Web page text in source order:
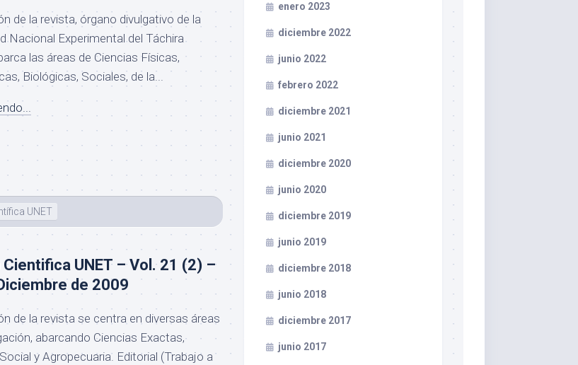
de la revista, órgano divulgativo de la
Nacional Experimental del Táchira
las áreas de Ciencias Físicas,
Biológicas, Sociales, de la...
UNET
UNET – Vol. 21 (2) –
de 2009
de la revista se centra en diversas áreas
abarcando Ciencias Exactas,
y Agropecuaria. Editorial (Trabajo a
enero 2023
diciembre 2022
junio 2022
febrero 2022
diciembre 2021
junio 2021
diciembre 2020
junio 2020
diciembre 2019
junio 2019
diciembre 2018
junio 2018
diciembre 2017
junio 2017